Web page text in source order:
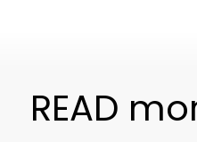
READ